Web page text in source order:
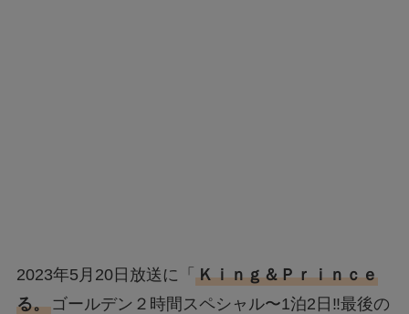
2023年5月20日放送に「 Ｋｉｎｇ＆Ｐｒｉｎｃｅ
る。ゴールデン２時間スペシャル〜1泊2日‼最後の